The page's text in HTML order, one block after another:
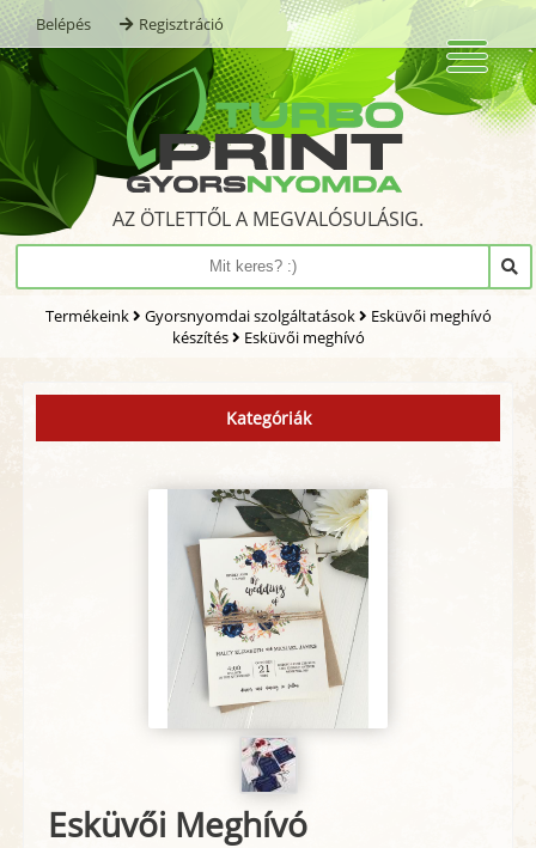
Belépés Regisztráció
AZ ÖTLETTŐL A MEGVALÓSULÁSIG.
Termékeink Gyorsnyomdai szolgáltatások
Esküvői meghívó
készítés
Esküvői meghívó
Kategóriák
Esküvői Meghívó